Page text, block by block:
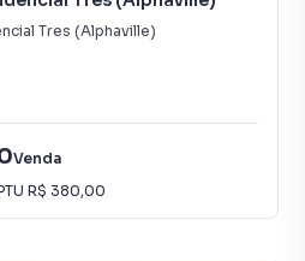
Tres (Alphaville)
Venda
R$ 380,00